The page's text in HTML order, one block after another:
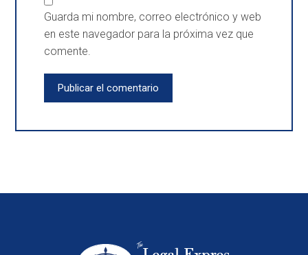
Guarda mi nombre, correo electrónico y web
en este navegador para la próxima vez que
comente.
Publicar el comentario